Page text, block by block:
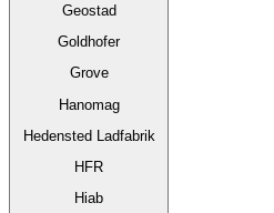
Geostad
Goldhofer
Grove
Hanomag
Hedensted Ladfabrik
HFR
Hiab